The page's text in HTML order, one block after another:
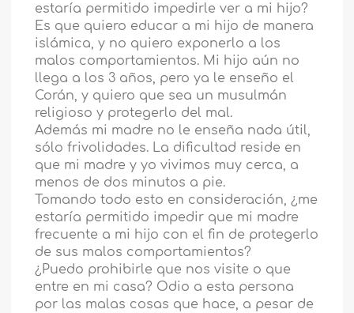
estaría permitido impedirle ver a mi hijo?
Es que quiero educar a mi hijo de manera
islámica, y no quiero exponerlo a los
malos comportamientos. Mi hijo aún no
llega a los 3 años, pero ya le enseño el
Corán, y quiero que sea un musulmán
religioso y protegerlo del mal.
Además mi madre no le enseña nada útil,
sólo frivolidades. La dificultad reside en
que mi madre y yo vivimos muy cerca, a
menos de dos minutos a pie.
Tomando todo esto en consideración, ¿me
estaría permitido impedir que mi madre
frecuente a mi hijo con el fin de protegerlo
de sus malos comportamientos?
¿Puedo prohibirle que nos visite o que
entre en mi casa? Odio a esta persona
por las malas cosas que hace, a pesar de